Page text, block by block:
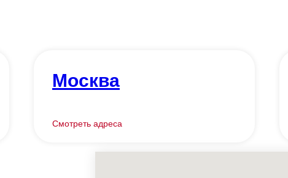
Москва
Смотреть адреса